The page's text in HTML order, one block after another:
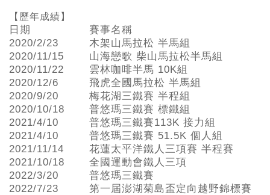
【歷年成績】
日期
賽事名稱
2020/2/23
木架山馬拉松 半馬組
2020/11/15
山海戀歌 柴山馬拉松半馬組
2020/11/22
雲林咖啡半馬 10K組
2020/12/6
飛虎全國馬拉松 半馬組
2020/9/20
梅花湖三鐵賽 半程組
2020/10/18
普悠瑪三鐵賽 標鐵組
2021/4/10
普悠瑪三鐵賽113K 接力組
2021/4/10
普悠瑪三鐵賽 51.5K 個人組
2021/11/14
花蓮太平洋鐵人三項賽 半程賽
2021/10/18
全國運動會鐵人三項
2022/3/20
普悠瑪三鐵賽
2022/7/23
第一屆澎湖菊島盃定向越野錦標賽